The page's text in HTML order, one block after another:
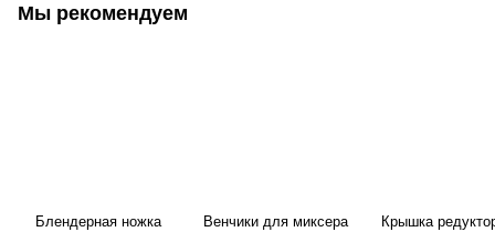
Мы рекомендуем
Блендерная ножка
Венчики для миксера
Крышка